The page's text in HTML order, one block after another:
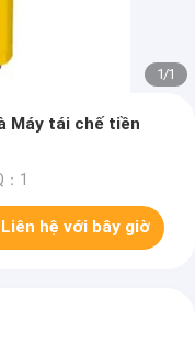
1/1
Máy tái chế tiền
：1
Liên hệ với bây giờ